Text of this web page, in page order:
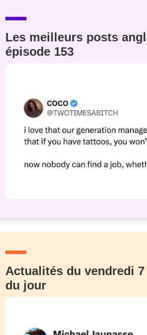
Les meilleurs posts
épisode 153
Actualités du vendredi
du jour